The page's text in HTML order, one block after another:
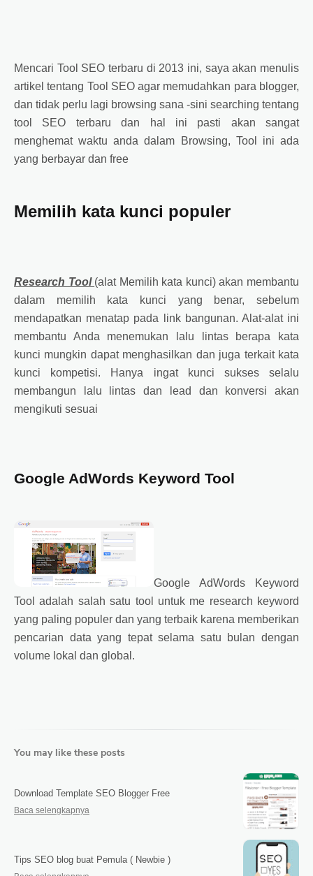
Mencari Tool SEO terbaru di 2013 ini, saya akan menulis
artikel tentang Tool SEO agar memudahkan para blogger,
dan tidak perlu lagi browsing sana -sini searching tentang
tool SEO terbaru dan hal ini pasti akan sangat
menghemat waktu anda dalam Browsing, Tool ini ada
yang berbayar dan free
Memilih kata kunci populer
Research Tool (alat Memilih kata kunci) akan membantu
dalam memilih kata kunci yang benar, sebelum
mendapatkan menatap pada link bangunan. Alat-alat ini
membantu Anda menemukan lalu lintas berapa kata
kunci mungkin dapat menghasilkan dan juga terkait kata
kunci kompetisi. Hanya ingat kunci sukses selalu
membangun lalu lintas dan lead dan konversi akan
mengikuti sesuai
Google AdWords Keyword Tool
Google AdWords Keyword
Tool adalah salah satu tool untuk me research keyword
yang paling populer dan yang terbaik karena memberikan
pencarian data yang tepat selama satu bulan dengan
volume lokal dan global.
You may like these posts
Download Template SEO Blogger Free
Tips SEO blog buat Pemula ( Newbie )